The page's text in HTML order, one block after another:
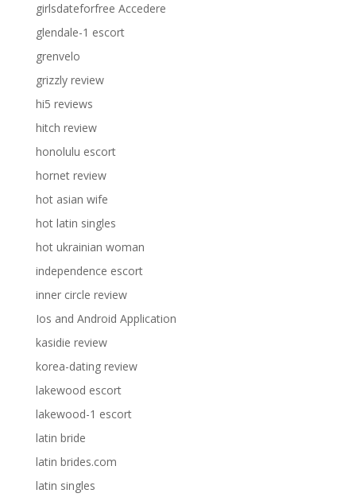
girlsdateforfree Accedere
glendale-1 escort
grenvelo
grizzly review
hi5 reviews
hitch review
honolulu escort
hornet review
hot asian wife
hot latin singles
hot ukrainian woman
independence escort
inner circle review
Ios and Android Application
kasidie review
korea-dating review
lakewood escort
lakewood-1 escort
latin bride
latin brides.com
latin singles